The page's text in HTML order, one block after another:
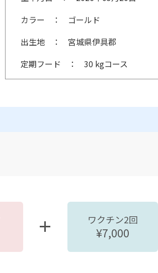
カラー
ゴールド
出生地
宮城県伊具郡
定期フード
30 kgコース
ワクチン2回
¥7,000